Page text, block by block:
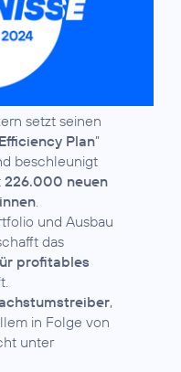
setzt seinen
Plan”
beschleunigt
226.000 neuen
und Ausbau
das
profitables
,
in Folge von
unter